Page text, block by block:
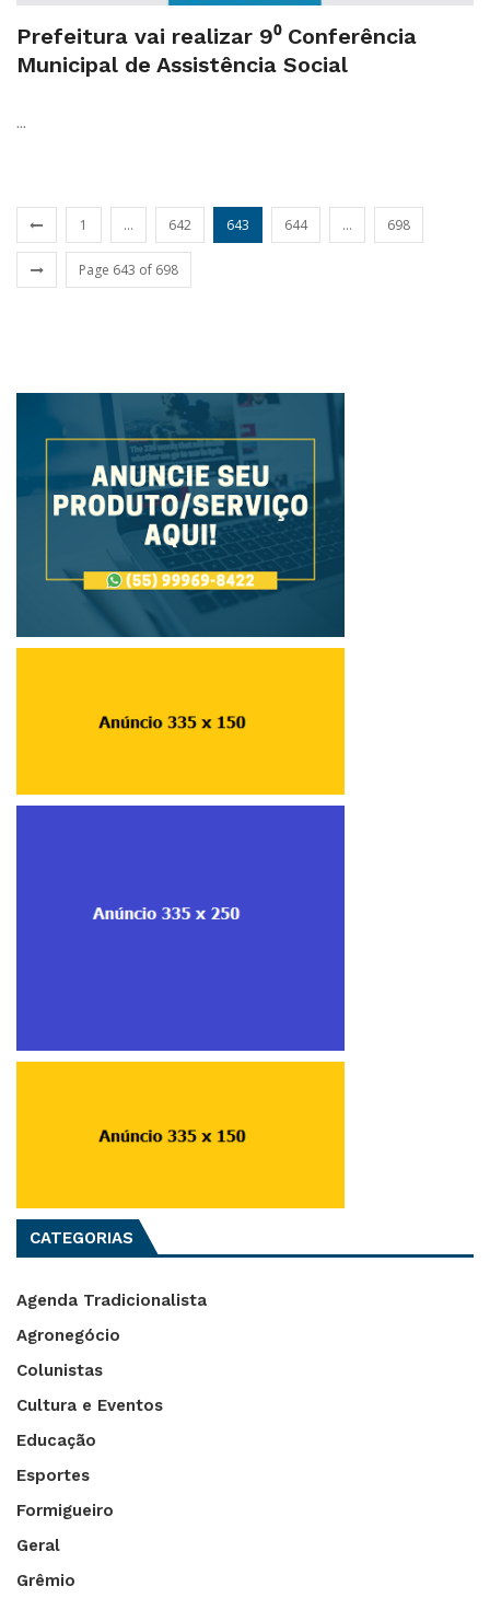
Prefeitura vai realizar 9⁰ Conferência
Municipal de Assistência Social
...
1 ... 642 643 644 ... 698
Page 643 of 698
CATEGORIAS
Agenda Tradicionalista
Agronegócio
Colunistas
Cultura e Eventos
Educação
Esportes
Formigueiro
Geral
Grêmio